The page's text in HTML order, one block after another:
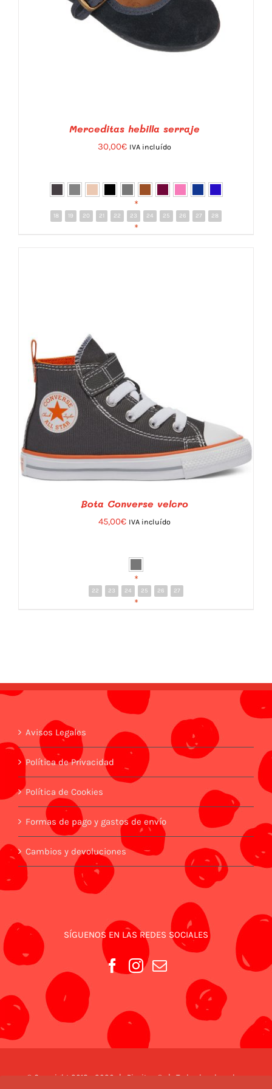
DETALLES
Merceditas hebilla serraje
30,00€ IVA incluído
*
18 19 20 21 22 23 24 25 26 27 28
*
DETALLES
Bota Converse velcro
45,00€ IVA incluído
*
22 23 24 25 26 27
*
Avisos Legales
Política de Privacidad
Política de Cookies
Formas de pago y gastos de envío
Cambios y devoluciones
SÍGUENOS EN LAS REDES SOCIALES
© Copyright 2018 - 2026 | Piezitos ® | Todos los derechos